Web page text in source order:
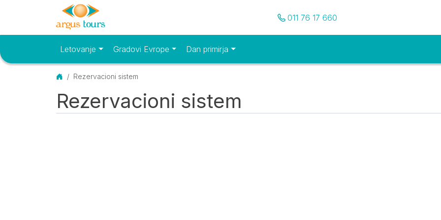
Pozovite nas
011 76 17 660
Osnovni meniLetovanje Gradovi Evrope Dan primirja
Početna
Rezervacioni sistem
Rezervacioni sistem